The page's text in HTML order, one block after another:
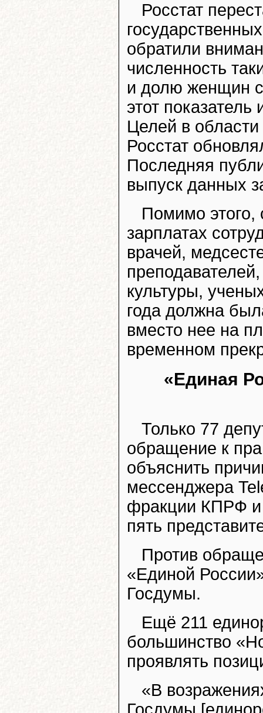
Росстат
обратили
численность
и долю женщин
этот
Целей в
Росстат
Последняя
выпуск данных
Помимо этого,
зарплатах
врачей,
культуры,
года должна
вместо нее на
временном
«Единая
Только 77
обращение к
объяснить
мессенджера
фракции КПРФ и
пять
Против
«Единой
Госдумы.
Ещё 211
большинство
проявлять
«В